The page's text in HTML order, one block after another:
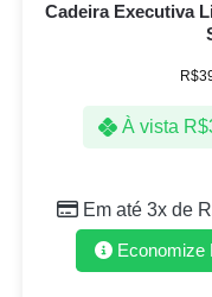
Cadeira Executiva
R$
À vista R$
Em até 3x de
Economize